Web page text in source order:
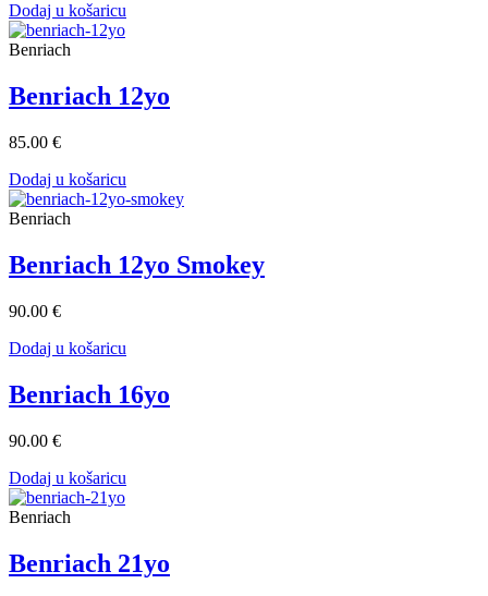
Dodaj u košaricu
Benriach
Benriach 12yo
85.00 €
Dodaj u košaricu
Benriach
Benriach 12yo Smokey
90.00 €
Dodaj u košaricu
Benriach 16yo
90.00 €
Dodaj u košaricu
Benriach
Benriach 21yo